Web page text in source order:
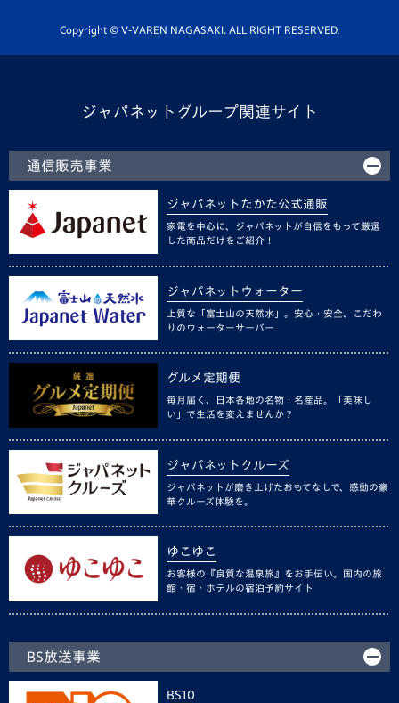
ホームタウン活動
Copyright © V-VAREN NAGASAKI. ALL RIGHT RESERVED.
ジャパネットグループ関連サイト
通信販売事業
ジャパネットたかた公式通販
家電を中心に、ジャパネットが自信をもって厳選
した商品だけをご紹介！
ジャパネットウォーター
上質な「富士山の天然水」。安心・安全、こだわ
りのウォーターサーバー
グルメ定期便
毎月届く、日本各地の名物・名産品。「美味し
い」で生活を変えませんか？
ジャパネットクルーズ
ジャパネットが磨き上げたおもてなしで、感動の豪
華クルーズ体験を。
ゆこゆこ
お客様の『良質な温泉旅』をお手伝い。国内の旅
館・宿・ホテルの宿泊予約サイト
BS放送事業
BS10